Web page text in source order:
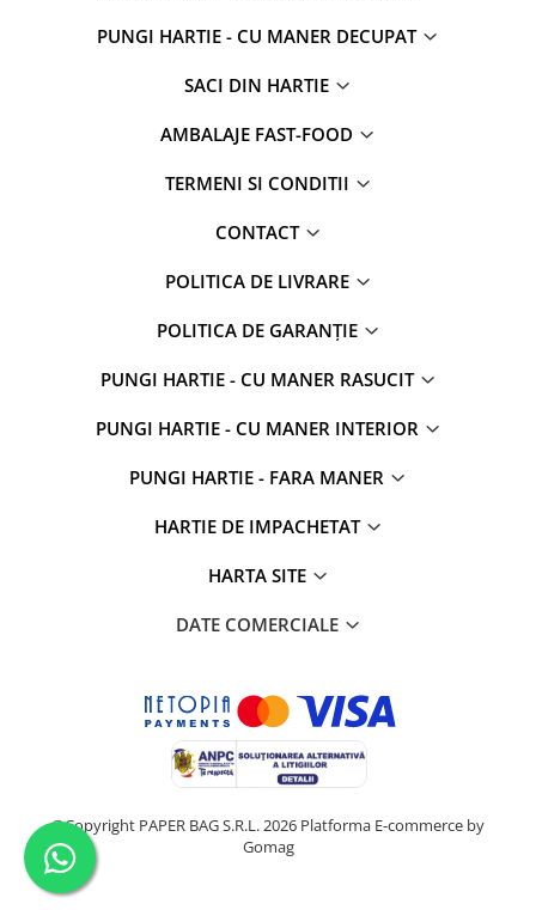
PUNGI HARTIE - CU MANER DECUPAT
SACI DIN HARTIE
AMBALAJE FAST-FOOD
TERMENI SI CONDITII
CONTACT
POLITICA DE LIVRARE
POLITICA DE GARANȚIE
PUNGI HARTIE - CU MANER RASUCIT
PUNGI HARTIE - CU MANER INTERIOR
PUNGI HARTIE - FARA MANER
HARTIE DE IMPACHETAT
HARTA SITE
DATE COMERCIALE
©Copyright PAPER BAG S.R.L. 2026 Platforma E-commerce by
Gomag